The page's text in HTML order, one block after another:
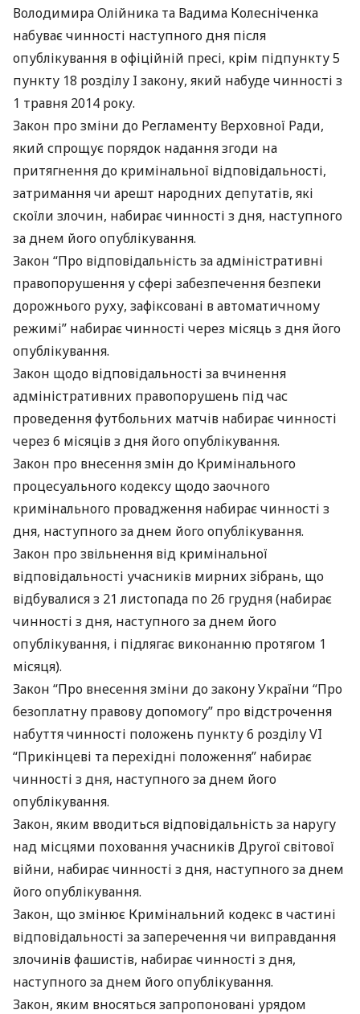
Володимира Олійника та Вадима Колесніченка
набуває чинності наступного дня після
опублікування в офіційній пресі, крім підпункту 5
пункту 18 розділу I закону, який набуде чинності з
1 травня 2014 року.
Закон про зміни до Регламенту Верховної Ради,
який спрощує порядок надання згоди на
притягнення до кримінальної відповідальності,
затримання чи арешт народних депутатів, які
скоїли злочин, набирає чинності з дня, наступного
за днем його опублікування.
Закон “Про відповідальність за адміністративні
правопорушення у сфері забезпечення безпеки
дорожнього руху, зафіксовані в автоматичному
режимі” набирає чинності через місяць з дня його
опублікування.
Закон щодо відповідальності за вчинення
адміністративних правопорушень під час
проведення футбольних матчів набирає чинності
через 6 місяців з дня його опублікування.
Закон про внесення змін до Кримінального
процесуального кодексу щодо заочного
кримінального провадження набирає чинності з
дня, наступного за днем його опублікування.
Закон про звільнення від кримінальної
відповідальності учасників мирних зібрань, що
відбувалися з 21 листопада по 26 грудня (набирає
чинності з дня, наступного за днем його
опублікування, і підлягає виконанню протягом 1
місяця).
Закон “Про внесення зміни до закону України “Про
безоплатну правову допомогу” про відстрочення
набуття чинності положень пункту 6 розділу VI
“Прикінцеві та перехідні положення” набирає
чинності з дня, наступного за днем його
опублікування.
Закон, яким вводиться відповідальність за наругу
над місцями поховання учасників Другої світової
війни, набирає чинності з дня, наступного за днем
його опублікування.
Закон, що змінює Кримінальний кодекс в частині
відповідальності за заперечення чи виправдання
злочинів фашистів, набирає чинності з дня,
наступного за днем його опублікування.
Закон, яким вносяться запропоновані урядом